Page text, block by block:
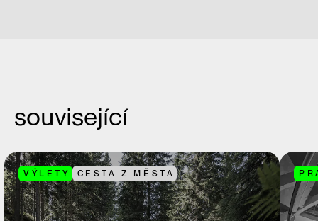
související
VÝLETY CESTA Z MĚSTA